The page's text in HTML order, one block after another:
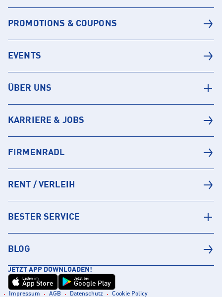
PROMOTIONS & COUPONS
EVENTS
ÜBER UNS
KARRIERE & JOBS
FIRMENRADL
RENT / VERLEIH
BESTER SERVICE
BLOG
JETZT APP DOWNLOADEN!
Laden im
App Store
Jetzt bei
Google Play
Impressum AGB Datenschutz Cookie Policy